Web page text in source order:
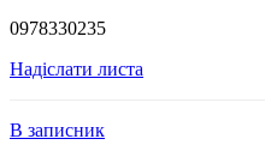
0978330235
Надіслати листа
В записник